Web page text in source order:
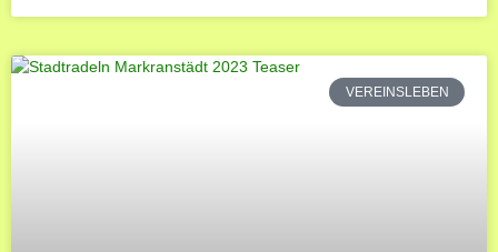
VEREINSLEBEN